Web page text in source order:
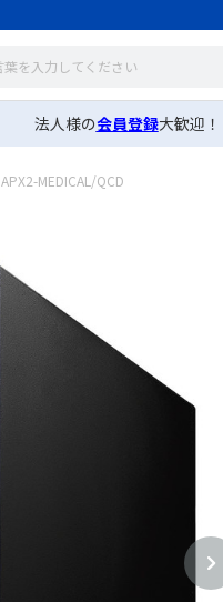
法人様の会員登録大歓迎！
APX2-MEDICAL/QCD